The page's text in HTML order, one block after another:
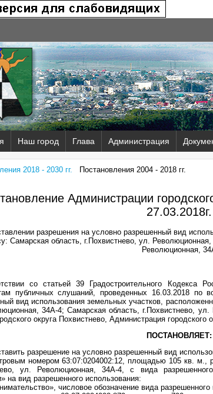
Наш город Глава Администрация
2018 - 2030 гг. Постановления 2004 - 2018 гг.
Администрации
27.03.2018г.
разрешения на условно разрешенный вид
Самарская область, г.Похвистнево, ул.
Революционная,
со статьей 39 Градостроительного Кодекса
публичных слушаний, проведенных 16.03.2018 по
вид использования земельных участков,
34А-4; Самарская область, г.Похвистнево,
округа Похвистнево, Администрация городского
ПОСТАНОВЛЯЕТ:
разрешение на условно разрешенный вид
номером 63:07:0204002:12, площадью 105 кв. м.,
ул. Революционная, 34А-4, с вида
на вид разрешенного использования:
числовое обозначение вида